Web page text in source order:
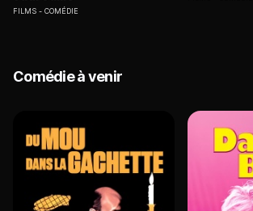
FILMS COMÉDIE
Comédie à venir